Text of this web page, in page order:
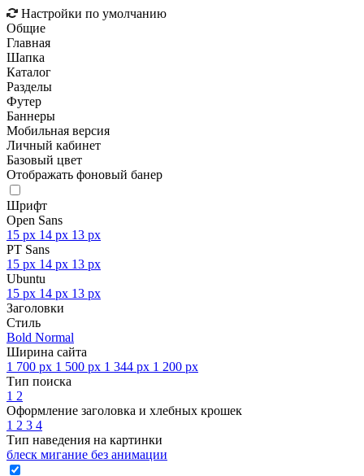
Настройки по умолчанию
Общие
Главная
Шапка
Каталог
Разделы
Футер
Баннеры
Мобильная версия
Личный кабинет
Базовый цвет
Отображать фоновый банер
Шрифт
Open Sans
15 px 14 px 13 px
PT Sans
15 px 14 px 13 px
Ubuntu
15 px 14 px 13 px
Заголовки
Стиль
Bold Normal
Ширина сайта
1 700 px 1 500 px 1 344 px 1 200 px
Тип поиска
1 2
Оформление заголовка и хлебных крошек
1 2 3 4
Тип наведения на картинки
блеск мигание без анимации